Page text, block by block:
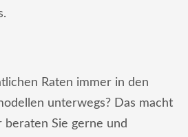
Raten immer in den
unterwegs? Das macht
beraten Sie gerne und